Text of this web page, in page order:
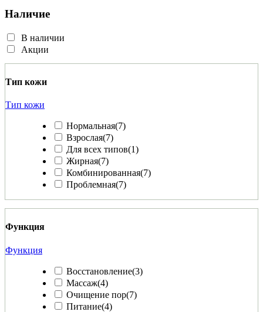
Наличие
В наличии
Акции
Тип кожи
Тип кожи
Нормальная(7)
Взрослая(7)
Для всех типов(1)
Жирная(7)
Комбинированная(7)
Проблемная(7)
Функция
Функция
Восстановление(3)
Массаж(4)
Очищение пор(7)
Питание(4)